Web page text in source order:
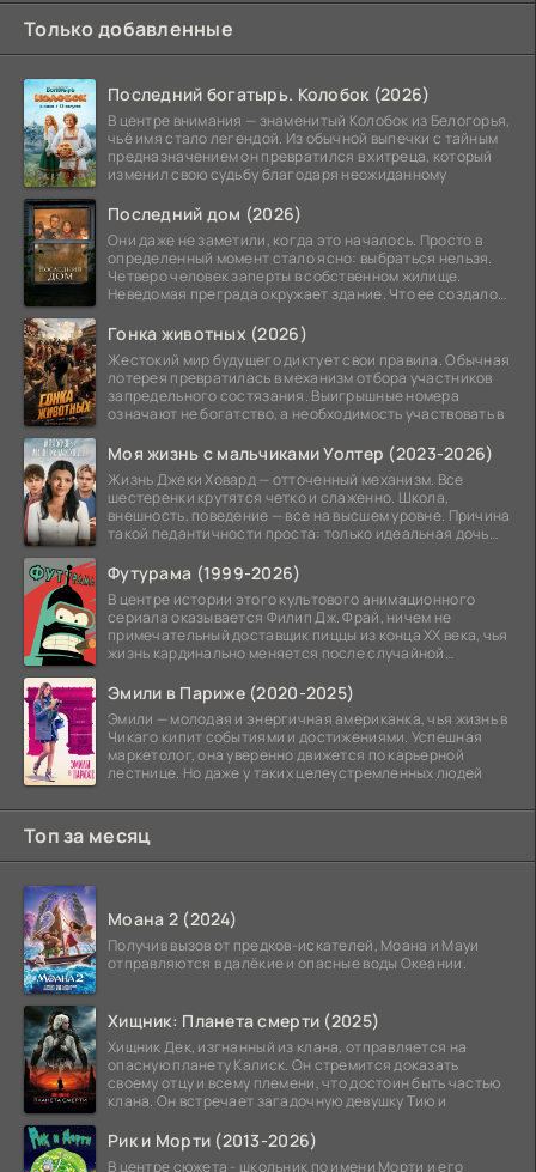
Только добавленные
Последний богатырь. Колобок (2026)
В центре внимания — знаменитый Колобок из Белогорья,
чьё имя стало легендой. Из обычной выпечки с тайным
предназначением он превратился в хитреца, который
изменил свою судьбу благодаря неожиданному
Последний дом (2026)
Они даже не заметили, когда это началось. Просто в
определенный момент стало ясно: выбраться нельзя.
Четверо человек заперты в собственном жилище.
Неведомая преграда окружает здание. Что ее создало
Гонка животных (2026)
Жестокий мир будущего диктует свои правила. Обычная
лотерея превратилась в механизм отбора участников
запредельного состязания. Выигрышные номера
означают не богатство, а необходимость участвовать в
Моя жизнь с мальчиками Уолтер (2023-2026)
Жизнь Джеки Ховард — отточенный механизм. Все
шестеренки крутятся четко и слаженно. Школа,
внешность, поведение — все на высшем уровне. Причина
такой педантичности проста: только идеальная дочь
Футурама (1999-2026)
В центре истории этого культового анимационного
сериала оказывается Филип Дж. Фрай, ничем не
примечательный доставщик пиццы из конца XX века, чья
жизнь кардинально меняется после случайной
Эмили в Париже (2020-2025)
Эмили — молодая и энергичная американка, чья жизнь в
Чикаго кипит событиями и достижениями. Успешная
маркетолог, она уверенно движется по карьерной
лестнице. Но даже у таких целеустремленных людей
Топ за месяц
Моана 2 (2024)
Получив вызов от предков-искателей, Моана и Мауи
отправляются в далёкие и опасные воды Океании.
Хищник: Планета смерти (2025)
Хищник Дек, изгнанный из клана, отправляется на
опасную планету Калиск. Он стремится доказать
своему отцу и всему племени, что достоин быть частью
клана. Он встречает загадочную девушку Тию и
Рик и Морти (2013-2026)
В центре сюжета - школьник по имени Морти и его